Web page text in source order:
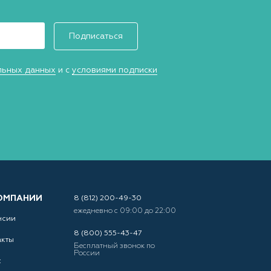
Подписаться
данных и с условиями подписки
8 (812) 200-49-30
ежедневно с 09:00 до 22:00
8 (800) 555-43-47
Бесплатный звонок по
России